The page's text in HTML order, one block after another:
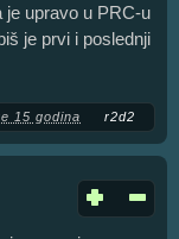
je upravo u PRC-u
je prvi i poslednji
15 godina r2d2